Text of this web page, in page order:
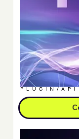
PLUGIN/API